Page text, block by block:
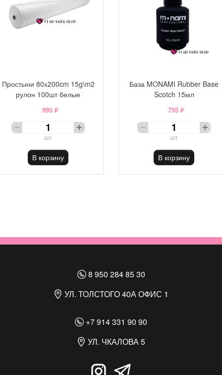
Простыни 80х200cm 15g\m2
рулон 100шт белые
990 ₽
шт
В корзину
База MONAMI Rubber Base
Scotch 15мл
795 ₽
шт
В корзину
8 950 284 85 30
УЛ. ТОЛСТОГО 40А ОФИС 1
+7 914 331 90 90
УЛ. ЧКАЛОВА 5